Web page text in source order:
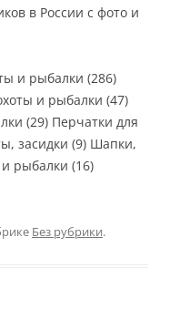
в России с фото и
и рыбалки (286)
и рыбалки (47)
(29) Перчатки для
засидки (9) Шапки,
рыбалки (16)
Без рубрики.